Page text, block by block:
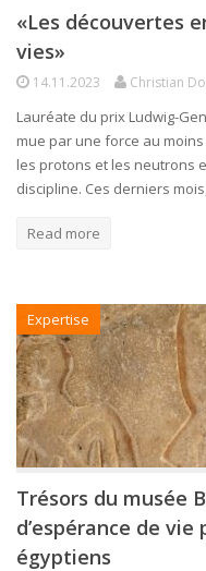
«Les découvertes
vies»
14.11.2023 Christian
Lauréate du prix Ludwig-
mue par une force au
les protons et les neutrons
discipline. Ces derniers
Read more
Expertise
Trésors du musée
d’espérance de
égyptiens